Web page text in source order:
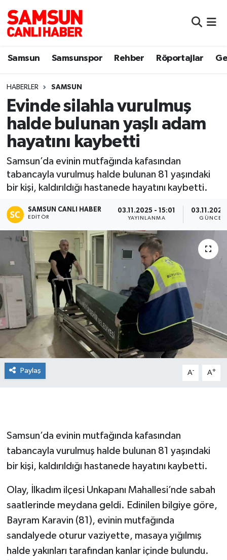
Samsun Samsunspor Rehber Röportajlar
HABERLER SAMSUN
Evinde silahla vurulmuş
halde bulunan yaşlı adam
hayatını kaybetti
Samsun’da evinin mutfağında kafasından
tabancayla vurulmuş halde bulunan 81 yaşındaki
bir kişi, kaldırıldığı hastanede hayatını kaybetti.
SAMSUN CANLI HABER
EDITÖR
03.11.2025 - 15:01
YAYINLANMA
03.11.2025
Paylaş A- A+
Samsun’da evinin mutfağında kafasından
tabancayla vurulmuş halde bulunan 81 yaşındaki
bir kişi, kaldırıldığı hastanede hayatını kaybetti.
Olay, İlkadım ilçesi Unkapanı Mahallesi’nde sabah
saatlerinde meydana geldi. Edinilen bilgiye göre,
Bayram Karavin (81), evinin mutfağında
sandalyede oturur vaziyette, masaya yığılmış
halde yakınları tarafından kanlar içinde bulundu.
Samsun
Sokak Röportajları
Genel
Dünya
Sağlık
Yemek
Manşet Haberi
Samsun Nöbetçi Eczaneler
Samsun Hava Durumu
Samsun Namaz Vakitleri
Samsun Trafik Yoğunluk Haritası
Süper Lig Puan Durumu ve Fikstür
Son Dakika Haberleri
Haber Arşivi